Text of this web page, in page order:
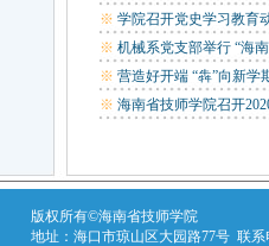
※ 学院召开党史学习教育
※ 机械系党支部举行 “海
※ 营造好开端 “犇”向新
※ 海南省技师学院召开
版权所有©海南省技师学院
地址：海口市琼山区大园路77号 联系